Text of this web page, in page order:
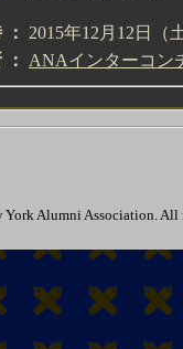
：
2015年12月12日（
： ANAインターコン
Alumni Association. All